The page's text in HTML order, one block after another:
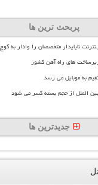
پربحث ترین ها
ناپایدار متخصصان را وادار به
های راه آهن کشور
به موبایل می رسد
الملل از حجم بسته کسر می شود
جدیدترین ها